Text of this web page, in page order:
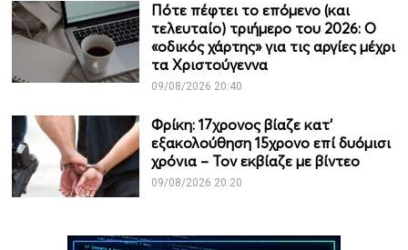
Πότε πέφτει το επόμενο (και
τελευταίο) τριήμερο του 2026: Ο
«οδικός χάρτης» για τις αργίες μέχρι
τα Χριστούγεννα
09/08/2026 20:40
Φρίκη: 17χρονος βίαζε κατ’
εξακολούθηση 15χρονο επί δυόμισι
χρόνια – Τον εκβίαζε με βίντεο
09/08/2026 20:20